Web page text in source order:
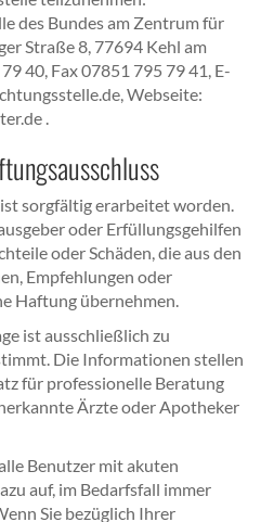
des Bundes am Zentrum für
Straße 8, 77694 Kehl am
40, Fax 07851 795 79 41, E-
Webseite:
.
sorgfältig erarbeitet worden.
oder Erfüllungsgehilfen
oder Schäden, die aus den
Empfehlungen oder
Haftung übernehmen.
ist ausschließlich zu
Die Informationen stellen
für professionelle Beratung
Ärzte oder Apotheker
Benutzer mit akuten
auf, im Bedarfsfall immer
Sie bezüglich Ihrer